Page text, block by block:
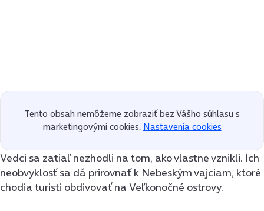
Tento obsah nemôžeme zobraziť bez Vášho súhlasu s
marketingovými cookies. Nastavenia cookies
Vedci sa zatiaľ nezhodli na tom, ako vlastne vznikli. Ich
neobvyklosť sa dá prirovnať k Nebeským vajciam, ktoré
chodia turisti obdivovať na Veľkonočné ostrovy.